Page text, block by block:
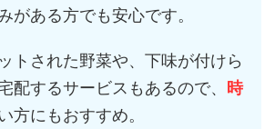
がある方でも安心です。
トされた野菜や、下味が付けら
配するサービスもあるので、
時
方にもおすすめ。